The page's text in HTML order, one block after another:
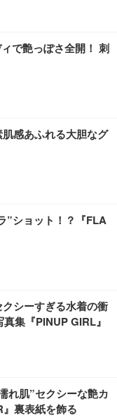
度跳ね上げ式アーム
ー付き 高反発クッシ
(ブラック)
チェア 疲れない テレ
ト 30度ロッキング機
度跳ね上げ式アーム
(ホワイト)
クチェア 肘なし メ
ト付き 腰サポート ガ
スター付き コンパク
27インチ 液晶モニタ
光沢 HDMI/DisplayP
整 スイベル VESA対
】GRAPHT THE S
Essential ゲーミン
FHD 量子ドット 残
ク) 【Amazon.co.jp
ーヤマ ペットシーツ
(x 1) (ケース販売)
超厚型 お徳用 レギ
限定】
で艶っぽさ全開！ 刺
感あふれる大胆なグ
”ショット！？『FLA
シーすぎる水着の衝
集『PINUP GIRL』
れ肌”セクシーな艶カ
裏表紙を飾る